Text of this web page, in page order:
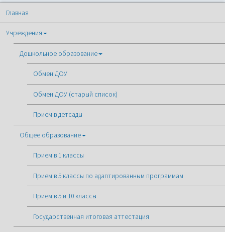
Главная
Учреждения
Дошкольное образование
Обмен ДОУ
Обмен ДОУ (старый список)
Прием в детсады
Общее образование
Прием в 1 классы
Прием в 5 классы по адаптированным программам
Прием в 5 и 10 классы
Государственная итоговая аттестация